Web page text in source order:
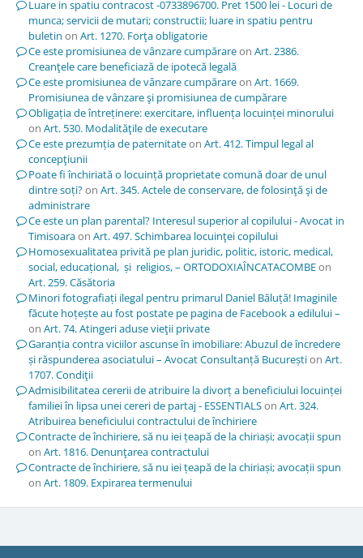
Luare in spatiu contracost -0733896700. Pret 1500 lei - Locuri de
munca; servicii de mutari; constructii; luare in spatiu pentru
buletin on Art. 1270. Forţa obligatorie
Ce este promisiunea de vânzare cumpărareon Art. 2386.
Creanţele care beneficiază de ipotecă legală
Ce este promisiunea de vânzare cumpărareon Art. 1669.
Promisiunea de vânzare şi promisiunea de cumpărare
Obligația de întreținere: exercitare, influența locuinței minorului
on Art. 530. Modalităţile de executare
Ce este prezumția de paternitateon Art. 412. Timpul legal al
concepţiunii
Poate fi închiriată o locuință proprietate comună doar de unul
dintre soți?on Art. 345. Actele de conservare, de folosinţă şi de
administrare
Ce este un plan parental? Interesul superior al copilului - Avocat in
Timisoaraon Art. 497. Schimbarea locuinţei copilului
Homosexualitatea privită pe plan juridic, politic, istoric, medical,
social, educațional, și religios, – ORTODOXIAÎNCATACOMBEon
Art. 259. Căsătoria
Minori fotografiați ilegal pentru primarul Daniel Băluță! Imaginile
făcute hoțește au fost postate pe pagina de Facebook a edilului –
on Art. 74. Atingeri aduse vieţii private
Garanția contra viciilor ascunse în imobiliare: Abuzul de încredere
și răspunderea asociatului – Avocat Consultanță Bucureștion Art.
1707. Condiţii
Admisibilitatea cererii de atribuire la divorț a beneficiului locuinței
familiei în lipsa unei cereri de partaj - ESSENTIALSon Art. 324.
Atribuirea beneficiului contractului de închiriere
Contracte de închiriere, să nu iei țeapă de la chiriași; avocații spun
on Art. 1816. Denunţarea contractului
Contracte de închiriere, să nu iei țeapă de la chiriași; avocații spun
on Art. 1809. Expirarea termenului